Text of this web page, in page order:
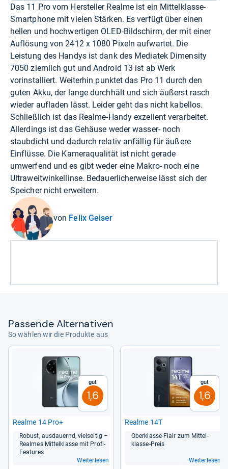
Das 11 Pro vom Hersteller Realme ist ein Mittelklasse-
Smartphone mit vielen Stärken. Es verfügt über einen
hellen und hochwertigen OLED-Bildschirm, der mit einer
Auflösung von 2412 x 1080 Pixeln aufwartet. Die
Leistung des Handys ist dank des Mediatek Dimensity
7050 ziemlich gut und Android 13 ist ab Werk
vorinstalliert. Weiterhin punktet das Pro 11 durch den
guten Akku, der lange durchhält und sich äußerst rasch
wieder aufladen lässt. Leider geht das nicht kabellos.
Schließlich ist das Realme-Handy exzellent verarbeitet.
Allerdings ist das Gehäuse weder wasser- noch
staubdicht und dadurch relativ anfällig für äußere
Einflüsse. Die Kameraqualität ist nicht gerade
umwerfend und es gibt weder eine Makro- noch eine
Ultraweitwinkellinse. Bedauerlicherweise lässt sich der
Speicher nicht erweitern.
von Felix Geiser
Pas­sende Alter­na­ti­ven
So wählen wir die Produkte aus
Gut
1,6
Realme 14 Pro+
Robust, aus­dau­ernd, viel­sei­tig –
Real­mes Mit­tel­klasse mit Profi-​
Fea­tu­res
Weiterlesen
Gut
1,6
Realme 14T
Ober­klasse-​Flair zum Mit­tel­
klasse-​Preis
Weiterlesen